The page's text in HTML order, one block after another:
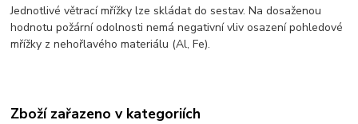
Jednotlivé větrací mřížky lze skládat do sestav. Na dosaženou
hodnotu požární odolnosti nemá negativní vliv osazení pohledové
mřížky z nehořlavého materiálu (Al, Fe).
Zboží zařazeno v kategoriích